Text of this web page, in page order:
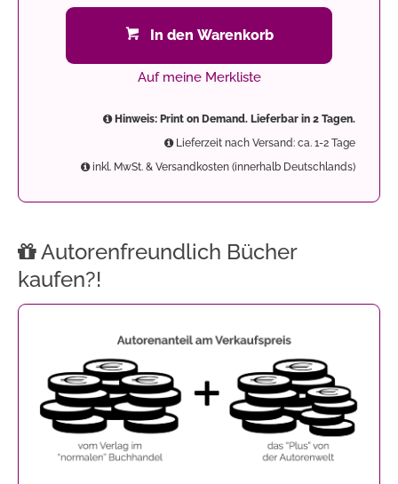
In den Warenkorb
Auf meine Merkliste
Hinweis: Print on Demand. Lieferbar in 2 Tagen.
Lieferzeit nach Versand: ca. 1-2 Tage
inkl. MwSt. & Versandkosten (innerhalb Deutschlands)
Autorenfreundlich Bücher
kaufen?!